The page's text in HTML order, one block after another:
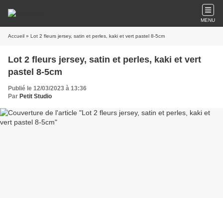
MENU
Accueil » Lot 2 fleurs jersey, satin et perles, kaki et vert pastel 8-5cm
Lot 2 fleurs jersey, satin et perles, kaki et vert
pastel 8-5cm
Publié le 12/03/2023 à 13:36
Par Petit Studio